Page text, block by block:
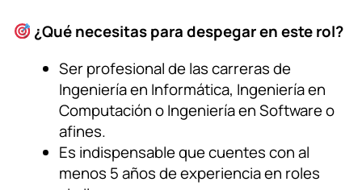
¿Qué necesitas para despegar en este rol?
Ser profesional de las carreras de
Ingeniería en Informática, Ingeniería en
Computación o Ingeniería en Software o
afines.
Es indispensable que cuentes con al
menos 5 años de experiencia en roles